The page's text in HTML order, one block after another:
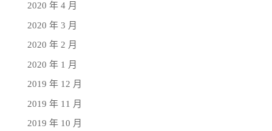
2020 年 4 月
2020 年 3 月
2020 年 2 月
2020 年 1 月
2019 年 12 月
2019 年 11 月
2019 年 10 月